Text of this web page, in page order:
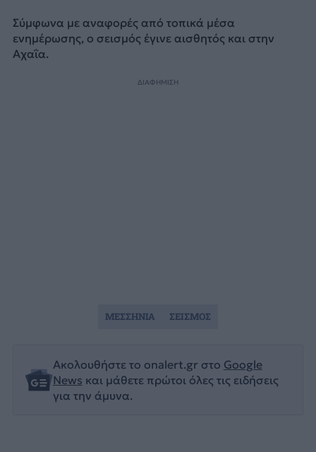
Σύμφωνα με αναφορές από τοπικά μέσα
ενημέρωσης, ο σεισμός έγινε αισθητός και στην
Αχαΐα.
ΔΙΑΦΗΜΙΣΗ
Ακολουθήστε το onalert.gr στο Google
News και μάθετε πρώτοι όλες τις ειδήσεις
για την άμυνα.
ΜΕΣΣΗΝΙΑ ΣΕΙΣΜΟΣ